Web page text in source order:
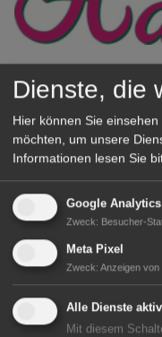
Mitarbeiter (m/w/d) für
Logistikhalle
Herongen
zur
GABOT
1A-Lage, ihre Chance
grünen Branche
Repräsentative
Dienste, die
Hier können Sie
möchten, um unsere
Informationen lesen Sie
Google Analytics
Zweck: Besucher-
Meta Pixel
Zweck: Anzeigen
Alle Dienste
Mit diesem